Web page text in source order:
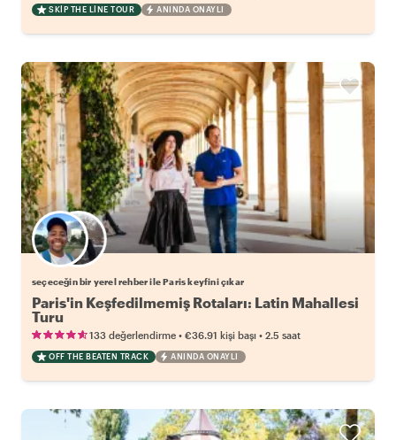
SKIP THE LINE TOUR ANINDA ONAYLI
Favori yerel rehberini seç
seçeceğin bir yerel rehber ile Paris keyfini çıkar
Paris'in Keşfedilmemiş Rotaları: Latin Mahallesi
Turu
133 değerlendirme • €36.91 kişi başı • 2.5 saat
OFF THE BEATEN TRACK ANINDA ONAYLI